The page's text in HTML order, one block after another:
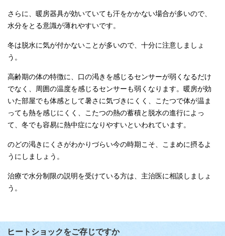
さらに、暖房器具が効いていても汗をかかない場合が多いので、
水分をとる意識が薄れやすいです。
冬は脱水に気が付かないことが多いので、十分に注意しましょ
う。
高齢期の体の特徴に、口の渇きを感じるセンサーが弱くなるだけ
でなく、周囲の温度を感じるセンサーも弱くなります。暖房が効
いた部屋でも体感として暑さに気づきにくく、こたつで体が温ま
っても熱を感じにくく、こたつの熱の蓄積と脱水の進行によっ
て、冬でも容易に熱中症になりやすいといわれています。
のどの渇きにくさがわかりづらい今の時期こそ、こまめに摂るよ
うにしましょう。
治療で水分制限の説明を受けている方は、主治医に相談しましょ
う。
ヒートショックをご存じですか